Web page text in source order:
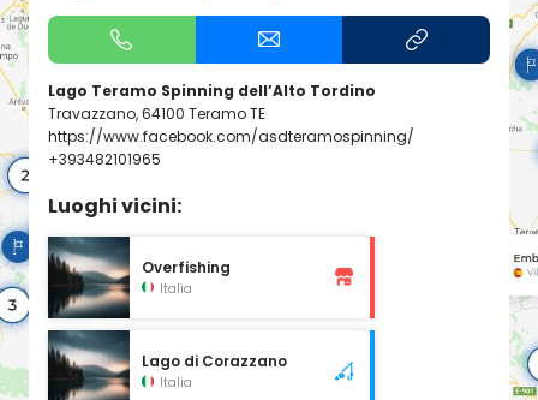
Lago Teramo Spinning dell’Alto Tordino
Travazzano, 64100 Teramo TE
https://www.facebook.com/asdteramospinning/
+393482101965
Luoghi vicini:
Overfishing
Italia
Lago di Corazzano
Italia